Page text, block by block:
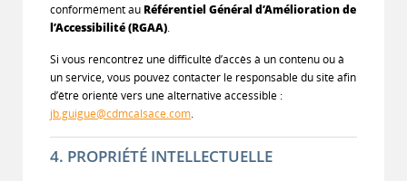
conformément au Référentiel Général d’Amélioration de
l’Accessibilité (RGAA).
Si vous rencontrez une difficulté d’accès à un contenu ou à
un service, vous pouvez contacter le responsable du site afin
d’être orienté vers une alternative accessible :
jb.guigue@cdmcalsace.com.
4. PROPRIÉTÉ INTELLECTUELLE